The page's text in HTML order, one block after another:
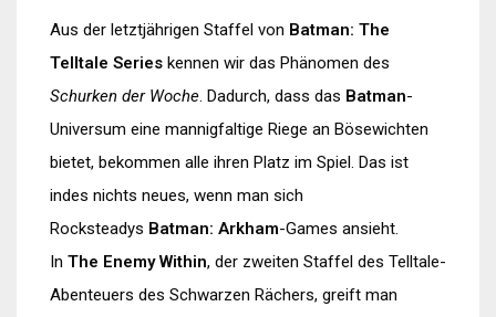
Aus der letztjährigen Staffel von Batman: The
Telltale Series kennen wir das Phänomen des
Schurken der Woche. Dadurch, dass das Batman-
Universum eine mannigfaltige Riege an Bösewichten
bietet, bekommen alle ihren Platz im Spiel. Das ist
indes nichts neues, wenn man sich
Rocksteadys Batman: Arkham-Games ansieht.
In The Enemy Within, der zweiten Staffel des Telltale-
Abenteuers des Schwarzen Rächers, greift man